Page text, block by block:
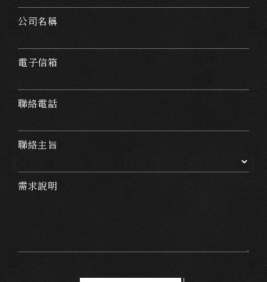
公司名稱
電子信箱
聯絡電話
聯絡主旨
需求說明